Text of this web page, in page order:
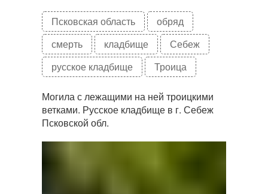
Псковская область
обряд
смерть
кладбище
Себеж
русское кладбище
Троица
Могила с лежащими на ней троицкими
ветками. Русское кладбище в г. Себеж
Псковской обл.